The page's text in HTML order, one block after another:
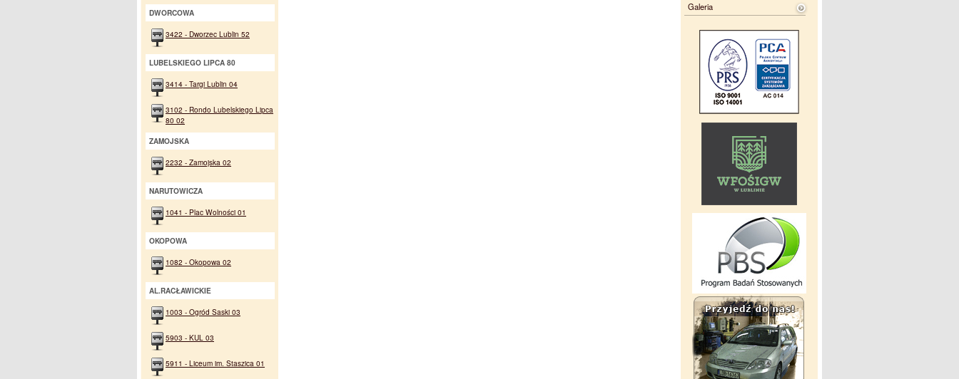
Galeria
DWORCOWA
3422 - Dworzec Lublin 52
LUBELSKIEGO LIPCA 80
3414 - Targi Lublin 04
3102 - Rondo Lubelskiego Lipca
80 02
ZAMOJSKA
2232 - Zamojska 02
NARUTOWICZA
1041 - Plac Wolności 01
OKOPOWA
1082 - Okopowa 02
AL.RACŁAWICKIE
1003 - Ogród Saski 03
5903 - KUL 03
5911 - Liceum im. Staszica 01